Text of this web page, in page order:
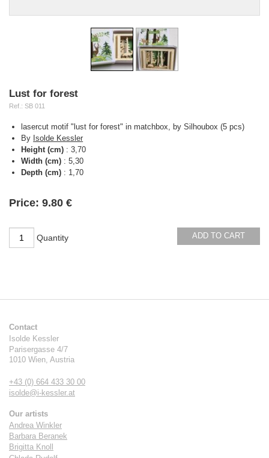
Lust for forest
Ref.: SB 011
lasercut motif "lust for forest" in matchbox, by Silhoubox (5 pcs)
By Isolde Kessler
Height (cm) :3,70
Width (cm) :5,30
Depth (cm) : 1,70
Availability:
Price: 9.80 €
Quantity ADD TO CART
Contact
Isolde Kessler
Parisergasse 4/7
1010 Wien, Austria
+43 (0) 664 433 30 00
isolde@i-kessler.at
Our artists
Andrea Winkler
Barbara Beranek
Brigitta Knoll